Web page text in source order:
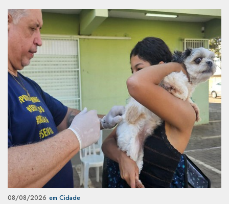
08/08/2026 em Cidade